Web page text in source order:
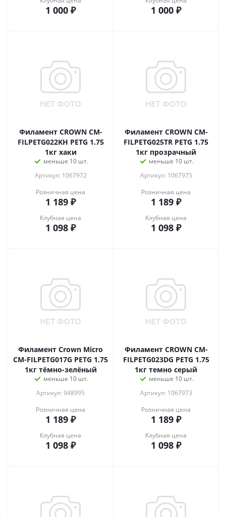
1 000 ₽ 1 000 ₽
Филамент CROWN CM-
FILPETG022KH PETG 1.75
1кг хаки
меньше 10 шт.
Артикул: 1067972
Розничная цена
1 189 ₽
Клубная цена
1 098 ₽
Филамент CROWN CM-
FILPETG025TR PETG 1.75
1кг прозрачный
меньше 10 шт.
Артикул: 1067975
Розничная цена
1 189 ₽
Клубная цена
1 098 ₽
Филамент Crown Micro
CM-FILPETG017G PETG 1.75
1кг тёмно-зелёный
меньше 10 шт.
Артикул: 948995
Розничная цена
1 189 ₽
Клубная цена
1 098 ₽
Филамент CROWN CM-
FILPETG023DG PETG 1.75
1кг темно серый
меньше 10 шт.
Артикул: 1067973
Розничная цена
1 189 ₽
Клубная цена
1 098 ₽